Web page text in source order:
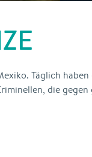
Täglich haben
die gegen